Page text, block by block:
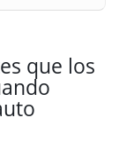
que los